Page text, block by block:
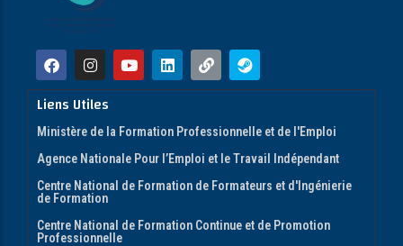
Liens Utiles
Ministère de la Formation Professionnelle et de l'Emploi
Agence Nationale Pour l’Emploi et le Travail Indépendant
Centre National de Formation de Formateurs et d'Ingénierie
de Formation
Centre National de Formation Continue et de Promotion
Professionnelle